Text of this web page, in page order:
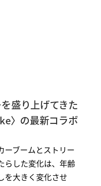
盛り上げてきた
〉の最新コラボ
ーブームとストリー
らした変化は、年齢
を大きく変化させ